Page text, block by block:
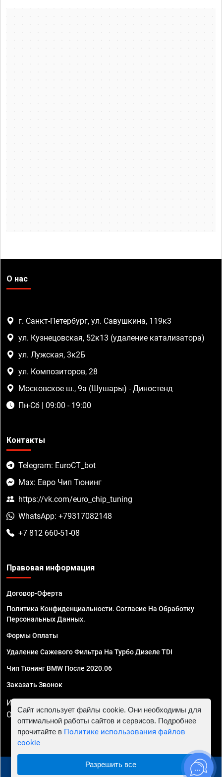
О нас
г. Санкт-Петербург, ул. Савушкина, 119к3
ул. Кузнецовская, 52к13 (удаление катализатора)
ул. Лужская, 3к2Б
ул. Композиторов, 28
Московское ш., 9а (Шушары) - Диностенд
Пн-Сб | 09:00 - 19:00
Контакты
Telegram: EuroCT_bot
Max: Евро Чип Тюнинг
https://vk.com/euro_chip_tuning
WhatsApp: +79317082148
+7 812 660-51-08
Правовая информация
Договор-Оферта
Политика Конфиденциальности. Согласие На Обработку
Персональных Данных.
Формы Оплаты
Удаление Сажевого Фильтра На Турбо Дизеле TDI
Чип Тюнинг BMW После 2020.06
Заказать Звонок
ИП Смирнов Георгий Павлович. ИНН 781302555843,
ОГРНИП 324470400032610
© 2010 - 2026 Чип тюнинг в Санкт-Петербурге -
Сайт использует файлы cookie. Они необходимы для
оптимальной работы сайтов и сервисов. Подробнее
прочитайте в Политике использования файлов
cookie
Разрешить все